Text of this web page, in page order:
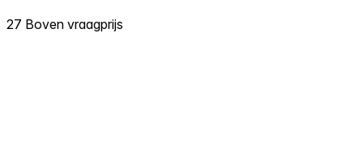
27 Boven vraagprijs